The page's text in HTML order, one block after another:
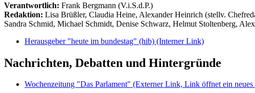
Verantwortlich: Frank Bergmann (V.i.S.d.P.)
Redaktion: Lisa Brüßler, Claudia Heine, Alexander Heinrich (stellv.
Sandra Schmid, Michael Schmidt, Denise Schwarz, Helmut Stoltenberg,
Herausgeber "heute im bundestag" (hib) (Interner Link)
Nachrichten, Debatten und Hintergründe
Wochenzeitung "Das Parlament" (Externer Link, Link öffnet ein neues